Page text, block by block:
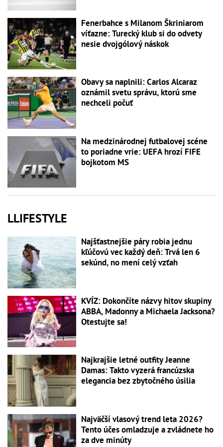
Fenerbahce s Milanom Škriniarom
víťazne: Turecký klub si do odvety
nesie dvojgólový náskok
Obavy sa naplnili: Carlos Alcaraz
oznámil svetu správu, ktorú sme
nechceli počuť
Na medzinárodnej futbalovej scéne
to poriadne vrie: UEFA hrozí FIFE
bojkotom MS
LLIFESTYLE
Najšťastnejšie páry robia jednu
kľúčovú vec každý deň: Trvá len 6
sekúnd, no mení celý vzťah
KVÍZ: Dokončíte názvy hitov skupiny
ABBA, Madonny a Michaela Jacksona?
Otestujte sa!
Najkrajšie letné outfity Jeanne
Damas: Takto vyzerá francúzska
elegancia bez zbytočného úsilia
Najväčší vlasový trend leta 2026?
Tento účes omladzuje a zvládnete ho
za dve minúty